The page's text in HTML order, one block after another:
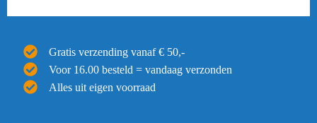
Gratis verzending vanaf € 50,-
Voor 16.00 besteld = vandaag verzonden
Alles uit eigen voorraad